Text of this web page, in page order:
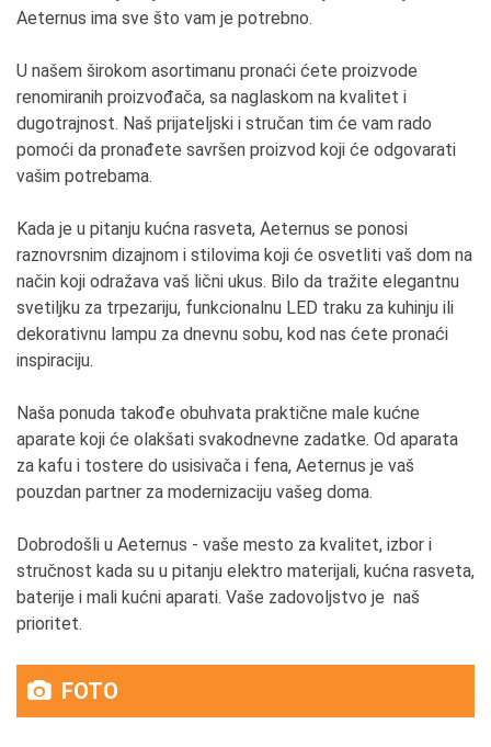
Aeternus ima sve što vam je potrebno.
U našem širokom asortimanu pronaći ćete proizvode
renomiranih proizvođača, sa naglaskom na kvalitet i
dugotrajnost. Naš prijateljski i stručan tim će vam rado
pomoći da pronađete savršen proizvod koji će odgovarati
vašim potrebama.
Kada je u pitanju kućna rasveta, Aeternus se ponosi
raznovrsnim dizajnom i stilovima koji će osvetliti vaš dom na
način koji odražava vaš lični ukus. Bilo da tražite elegantnu
svetiljku za trpezariju, funkcionalnu LED traku za kuhinju ili
dekorativnu lampu za dnevnu sobu, kod nas ćete pronaći
inspiraciju.
Naša ponuda takođe obuhvata praktične male kućne
aparate koji će olakšati svakodnevne zadatke. Od aparata
za kafu i tostere do usisivača i fena, Aeternus je vaš
pouzdan partner za modernizaciju vašeg doma.
Dobrodošli u Aeternus - vaše mesto za kvalitet, izbor i
stručnost kada su u pitanju elektro materijali, kućna rasveta,
baterije i mali kućni aparati. Vaše zadovoljstvo je naš
prioritet.
FOTO